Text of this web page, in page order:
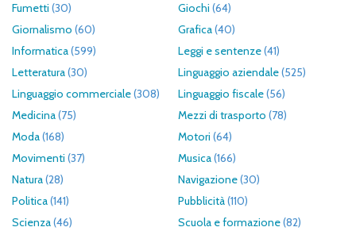
Fumetti (30) Giochi (64)
Giornalismo (60) Grafica(40)
Informatica(599) Leggi e sentenze(41)
Letteratura(30) Linguaggio aziendale(525)
Linguaggio commerciale(308) Linguaggio fiscale(56)
Medicina(75) Mezzi di trasporto (78)
Moda(168) Motori (64)
Movimenti (37) Musica(166)
Natura(28) Navigazione(30)
Politica(141) Pubblicità(110)
Scienza(46) Scuola e formazione(82)